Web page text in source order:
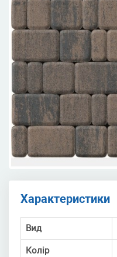
Характеристики
Вид
Колір